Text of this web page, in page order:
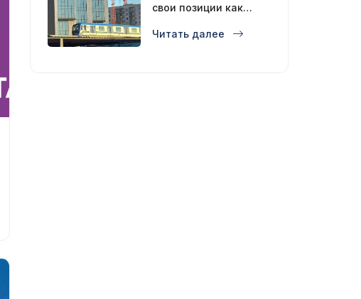
свои позиции как
мегаполис
Читать далее